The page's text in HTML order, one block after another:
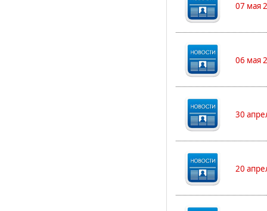
07 мая
06 мая
30
20